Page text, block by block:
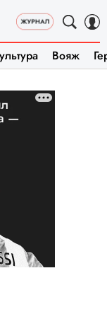
Вояж